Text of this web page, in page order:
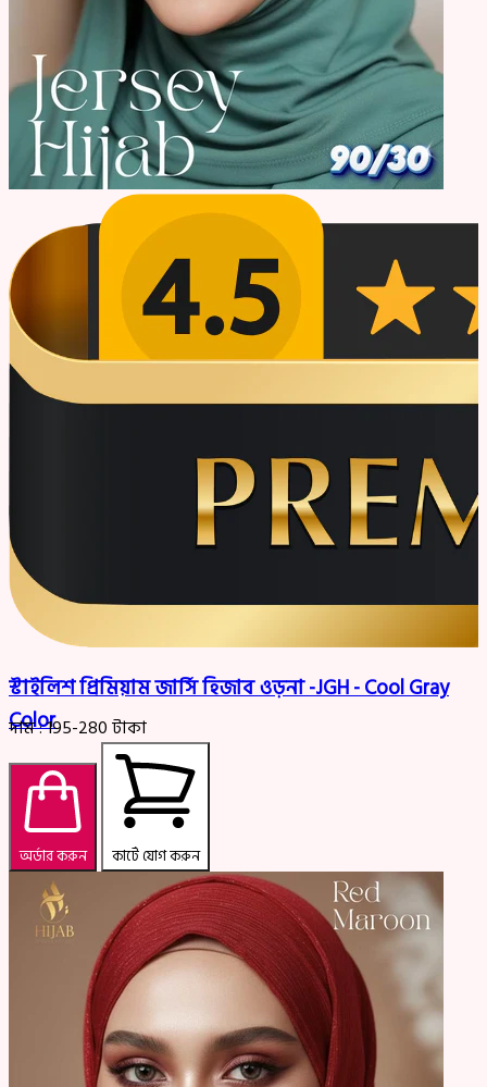
স্টাইলিশ প্রিমিয়াম জার্সি হিজাব ওড়না -JGH - Cool Gray
Color
দাম :195-280টাকা
অর্ডার করুন কার্টে যোগ করুন